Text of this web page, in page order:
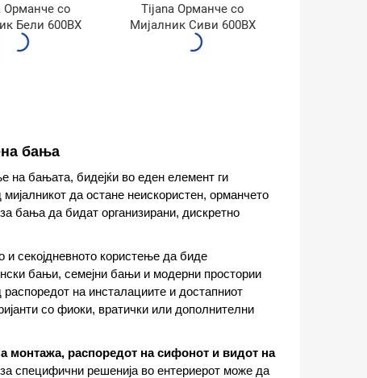
Орманче со
Бели 600BX
Tijana Орманче со
Мијалник Сиви 600BX
бања
на бањата, бидејќи во еден елемент ги
да остане неискористен, орманчето
бања да бидат организирани, дискретно
и секојдневното користење да биде
бањи, семејни бањи и модерни простории
на инсталациите и достапниот
со фиоки, вратички или дополнителни
монтажа, распоредот на сифонот и видот на
специфични решенија во ентериерот може да